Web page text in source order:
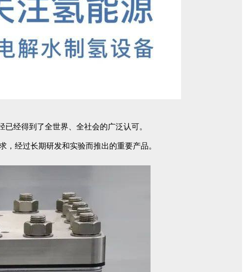
经得到了全世界、全社会的广泛认可。
经过长期研发和实验而推出的重要产品。